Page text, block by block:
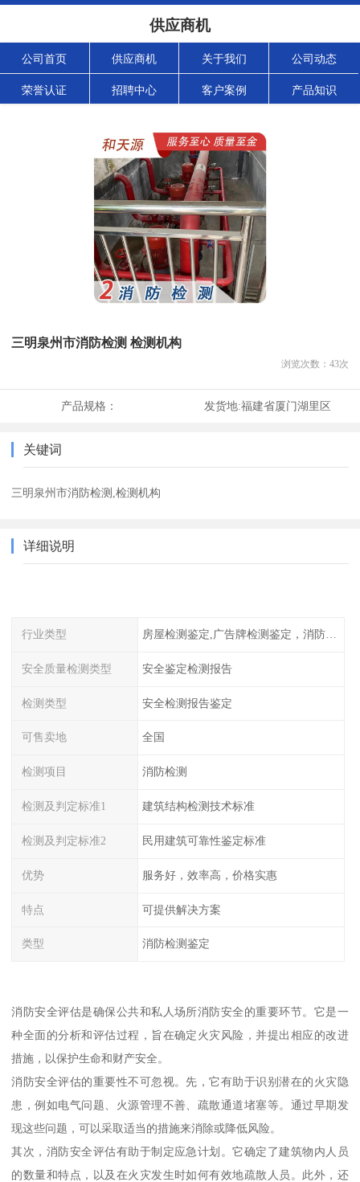
供应商机
公司首页 供应商机 关于我们 公司动态
荣誉认证 招聘中心 客户案例 产品知识
三明泉州市消防检测 检测机构
浏览次数： 43次
产品规格： 发货地:福建省厦门湖里区
关键词
三明泉州市消防检测,检测机构
详细说明
行业类型 房屋检测鉴定,广告牌检测鉴定，消防检测
安全质量检测类型 安全鉴定检测报告
检测类型 安全检测报告鉴定
可售卖地 全国
检测项目 消防检测
检测及判定标准1 建筑结构检测技术标准
检测及判定标准2 民用建筑可靠性鉴定标准
优势 服务好，效率高，价格实惠
特点 可提供解决方案
类型 消防检测鉴定
消防安全评估是确保公共和私人场所消防安全的重要环节。它是一
种全面的分析和评估过程，旨在确定火灾风险，并提出相应的改进
措施，以保护生命和财产安全。
消防安全评估的重要性不可忽视。先，它有助于识别潜在的火灾隐
患，例如电气问题、火源管理不善、疏散通道堵塞等。通过早期发
现这些问题，可以采取适当的措施来消除或降低风险。
其次，消防安全评估有助于制定应急计划。它确定了建筑物内人员
的数量和特点，以及在火灾发生时如何有效地疏散人员。此外，还